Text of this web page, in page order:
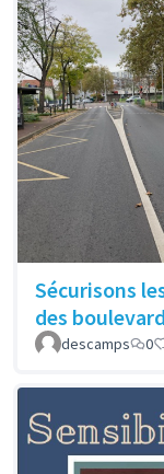
Sécurisons
des
descamps 0